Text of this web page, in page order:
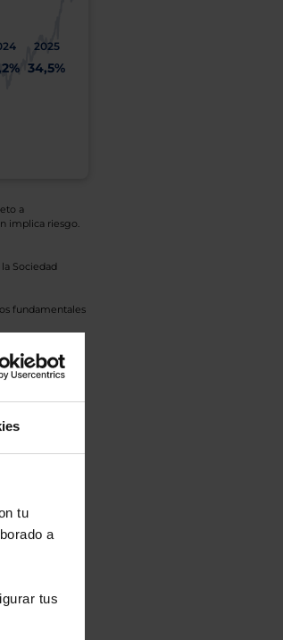
tu
a
tus
2025
34,5%
a
implica riesgo.
Sociedad
fundamentales
de la sesión
gratuito